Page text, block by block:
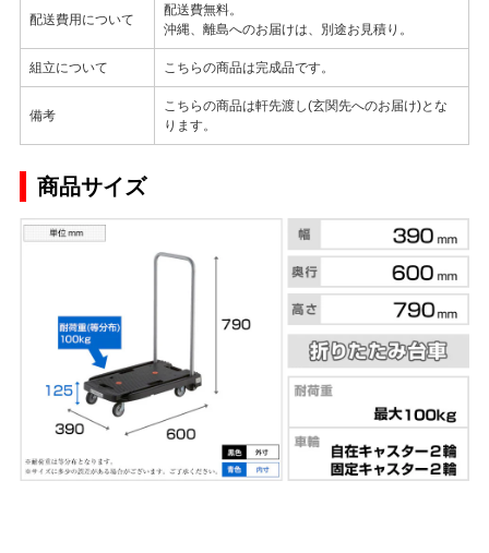
配送費用について
配送費無料。
沖縄、離島へのお届けは、別途お見積り。
組立について こちらの商品は完成品です。
備考
こちらの商品は軒先渡し(玄関先へのお届け)とな
ります。
商品サイズ